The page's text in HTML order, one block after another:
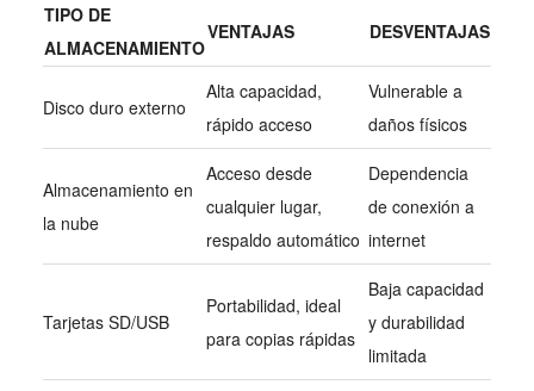
TIPO DE
ALMACENAMIENTO
VENTAJAS DESVENTAJAS
Disco duro externo
Alta capacidad,
rápido acceso
Vulnerable a
daños físicos
Almacenamiento en
la nube
Acceso desde
cualquier lugar,
respaldo automático
Dependencia
de conexión a
internet
Tarjetas SD/USB
Portabilidad, ideal
para copias rápidas
Baja capacidad
y durabilidad
limitada